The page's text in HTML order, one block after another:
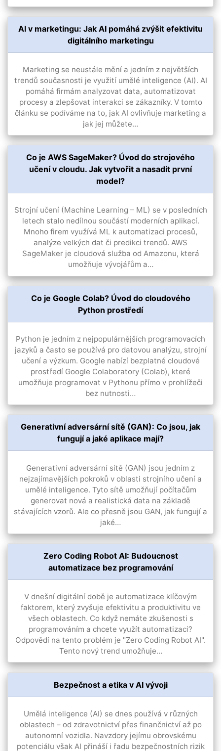
AI v marketingu: Jak AI pomáhá zvýšit efektivitu
digitálního marketingu
Marketing se neustále mění a jedním z největších
trendů současnosti je využití umělé inteligence (AI). AI
pomáhá firmám analyzovat data, automatizovat
procesy a zlepšovat interakci se zákazníky. V tomto
článku se podíváme na to, jak AI ovlivňuje marketing a
jak jej můžete…
Co je AWS SageMaker? Úvod do strojového
učení v cloudu. Jak vytvořit a nasadit první
model?
Strojní učení (Machine Learning – ML) se v posledních
letech stalo nedílnou součástí moderních aplikací.
Mnoho firem využívá ML k automatizaci procesů,
analýze velkých dat či predikci trendů. AWS
SageMaker je cloudová služba od Amazonu, která
umožňuje vývojářům a…
Co je Google Colab? Úvod do cloudového
Python prostředí
Python je jedním z nejpopulárnějších programovacích
jazyků a často se používá pro datovou analýzu, strojní
učení a výzkum. Google nabízí bezplatné cloudové
prostředí Google Colaboratory (Colab), které
umožňuje programovat v Pythonu přímo v prohlížeči
bez nutnosti…
Generativní adversární sítě (GAN): Co jsou, jak
fungují a jaké aplikace mají?
Generativní adversární sítě (GAN) jsou jedním z
nejzajímavějších pokroků v oblasti strojního učení a
umělé inteligence. Tyto sítě umožňují počítačům
generovat nová a realistická data na základě
stávajících vzorů. Ale co přesně jsou GAN, jak fungují a
jaké…
Zero Coding Robot AI: Budoucnost
automatizace bez programování
V dnešní digitální době je automatizace klíčovým
faktorem, který zvyšuje efektivitu a produktivitu ve
všech oblastech. Co když nemáte zkušenosti s
programováním a chcete využít automatizaci?
Odpovědí na tento problém je "Zero Coding Robot AI".
Tento nový trend umožňuje…
Bezpečnost a etika v AI vývoji
Umělá inteligence (AI) se dnes používá v různých
oblastech – od zdravotnictví přes finančnictví až po
autonomní vozidla. Navzdory jejímu obrovskému
potenciálu však AI přináší i řadu bezpečnostních rizik